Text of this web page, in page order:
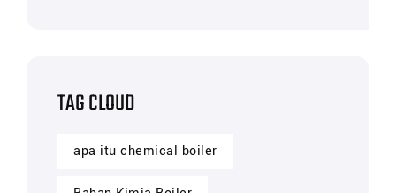
TAG CLOUD
apa itu chemical boiler